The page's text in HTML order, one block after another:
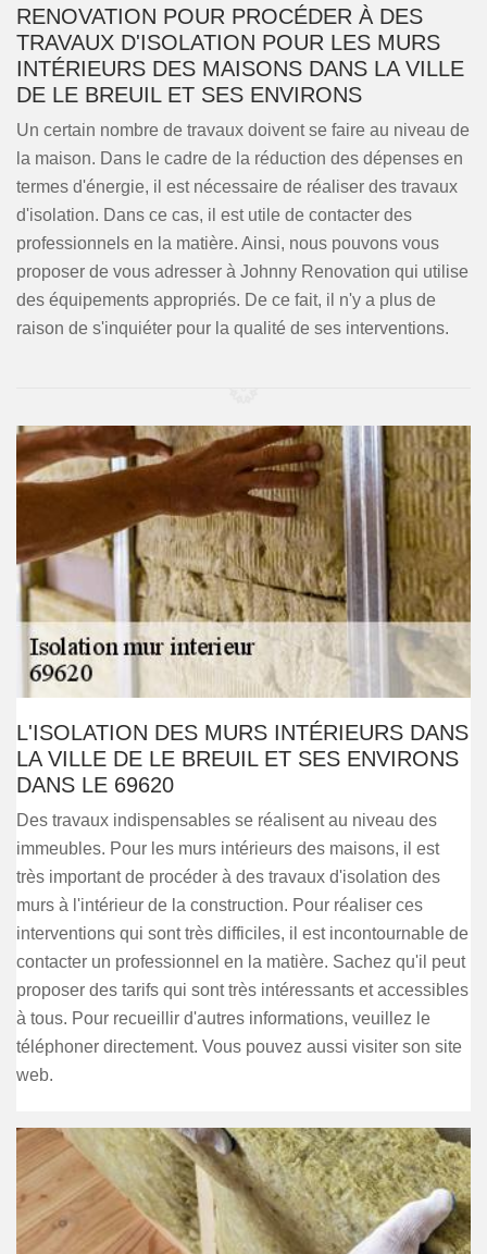
RENOVATION POUR PROCÉDER À DES
TRAVAUX D'ISOLATION POUR LES MURS
INTÉRIEURS DES MAISONS DANS LA VILLE
DE LE BREUIL ET SES ENVIRONS
Un certain nombre de travaux doivent se faire au niveau de
la maison. Dans le cadre de la réduction des dépenses en
termes d'énergie, il est nécessaire de réaliser des travaux
d'isolation. Dans ce cas, il est utile de contacter des
professionnels en la matière. Ainsi, nous pouvons vous
proposer de vous adresser à Johnny Renovation qui utilise
des équipements appropriés. De ce fait, il n'y a plus de
raison de s'inquiéter pour la qualité de ses interventions.
L'ISOLATION DES MURS INTÉRIEURS DANS
LA VILLE DE LE BREUIL ET SES ENVIRONS
DANS LE 69620
Des travaux indispensables se réalisent au niveau des
immeubles. Pour les murs intérieurs des maisons, il est
très important de procéder à des travaux d'isolation des
murs à l'intérieur de la construction. Pour réaliser ces
interventions qui sont très difficiles, il est incontournable de
contacter un professionnel en la matière. Sachez qu'il peut
proposer des tarifs qui sont très intéressants et accessibles
à tous. Pour recueillir d'autres informations, veuillez le
téléphoner directement. Vous pouvez aussi visiter son site
web.